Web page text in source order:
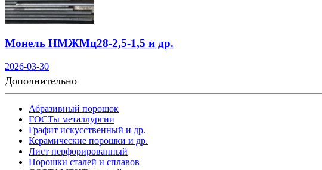
Монель НМЖМц28-2,5-1,5 и др.
2026-03-30
Дополнительно
Абразивный порошок
ГОСТы металлургии
Графит искусственный и др.
Керамические порошки и др.
Лист перфорированный
Порошки сталей и сплавов